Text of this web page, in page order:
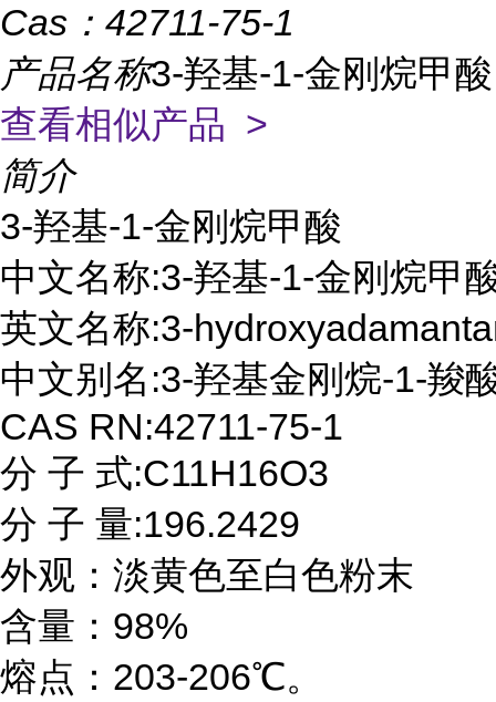
Cas： 42711-75-1
产品名称3-羟基-1-金刚烷甲酸
查看相似产品 >
简介
3-羟基-1-金刚烷甲酸
中文名称:3-羟基-1-金刚烷甲
英文名称:3-
中文别名:3-羟基金刚烷-1-羧
CAS RN:42711-75-1
分 子 式:C11H16O3
分 子 量:196.2429
外观：淡黄色至白色粉末
含量：98%
熔点：203-206℃。